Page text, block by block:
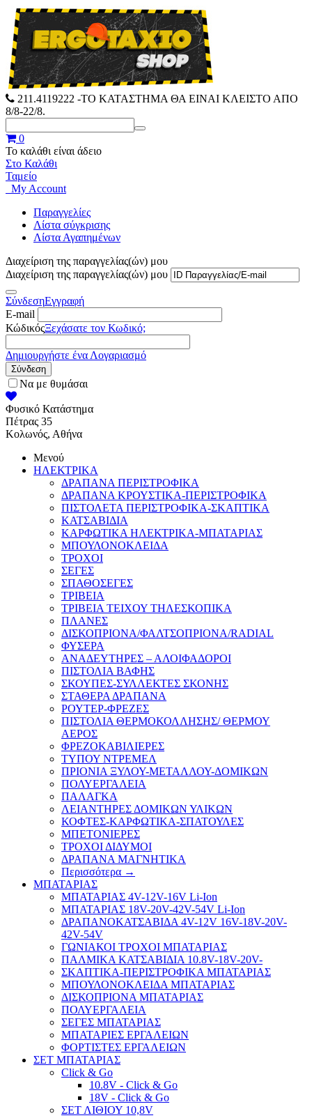
211.4119222 -ΤΟ ΚΑΤΑΣΤΗΜΑ ΘΑ ΕΙΝΑΙ ΚΛΕΙΣΤΟ ΑΠΟ
8/8-22/8.
0
Το καλάθι είναι άδειο
Στο Καλάθι
Ταμείο
My Account
Παραγγελίες
Λίστα σύγκρισης
Λίστα Αγαπημένων
Διαχείριση της παραγγελίας(ών) μου
Διαχείριση της παραγγελίας(ών) μου
ΣύνδεσηΕγγραφή
E-mail
ΚώδικόςΞεχάσατε τον Κωδικό;
Δημιουργήστε ένα Λογαριασμό
Σύνδεση
Να με θυμάσαι
Φυσικό Κατάστημα
Πέτρας 35
Κολωνός, Αθήνα
Μενού
ΗΛΕΚΤΡΙΚΑ
ΔΡΑΠΑΝΑ ΠΕΡΙΣΤΡΟΦΙΚΑ
ΔΡΑΠΑΝΑ ΚΡΟΥΣΤΙΚΑ-ΠΕΡΙΣΤΡΟΦΙΚΑ
ΠΙΣΤΟΛΕΤΑ ΠΕΡΙΣΤΡΟΦΙΚΑ-ΣΚΑΠΤΙΚΑ
ΚΑΤΣΑΒΙΔΙΑ
ΚΑΡΦΩΤΙΚΑ ΗΛΕΚΤΡΙΚΑ-ΜΠΑΤΑΡΙΑΣ
ΜΠΟΥΛΟΝΟΚΛΕΙΔΑ
ΤΡΟΧΟΙ
ΣΕΓΕΣ
ΣΠΑΘΟΣΕΓΕΣ
ΤΡΙΒΕΙΑ
ΤΡΙΒΕΙΑ ΤΕΙΧΟΥ ΤΗΛΕΣΚΟΠΙΚΑ
ΠΛΑΝΕΣ
ΔΙΣΚΟΠΡΙΟΝΑ/ΦΑΛΤΣΟΠΡΙΟΝΑ/RADIAL
ΦΥΣΕΡΑ
ΑΝΑΔΕΥΤΗΡΕΣ – ΑΛΟΙΦΑΔΟΡΟΙ
ΠΙΣΤΟΛΙΑ ΒΑΦΗΣ
ΣΚΟΥΠΕΣ-ΣΥΛΛΕΚΤΕΣ ΣΚΟΝΗΣ
ΣΤΑΘΕΡΑ ΔΡΑΠΑΝΑ
ΡΟΥΤΕΡ-ΦΡΕΖΕΣ
ΠΙΣΤΟΛΙΑ ΘΕΡΜΟΚΟΛΛΗΣΗΣ/ ΘΕΡΜΟΥ
ΑΕΡΟΣ
ΦΡΕΖΟΚΑΒΙΛΙΕΡΕΣ
ΤΥΠΟΥ ΝΤΡΕΜΕΛ
ΠΡΙΟΝΙΑ ΞΥΛΟΥ-ΜΕΤΑΛΛΟΥ-ΔΟΜΙΚΩΝ
ΠΟΛΥΕΡΓΑΛΕΙΑ
ΠΑΛΑΓΚΑ
ΛΕΙΑΝΤΗΡΕΣ ΔΟΜΙΚΩΝ ΥΛΙΚΩΝ
ΚΟΦΤΕΣ-ΚΑΡΦΩΤΙΚΑ-ΣΠΑΤΟΥΛΕΣ
ΜΠΕΤΟΝΙΕΡΕΣ
ΤΡΟΧΟΙ ΔΙΔΥΜΟΙ
ΔΡΑΠΑΝΑ ΜΑΓΝΗΤΙΚΑ
Περισσότερα →
ΜΠΑΤΑΡΙΑΣ
ΜΠΑΤΑΡΙΑΣ 4V-12V-16V Li-Ion
ΜΠΑΤΑΡΙΑΣ 18V-20V-42V-54V Li-Ion
ΔΡΑΠΑΝΟΚΑΤΣΑΒΙΔΑ 4V-12V 16V-18V-20V-
42V-54V
ΓΩΝΙΑΚΟΙ ΤΡΟΧΟΙ ΜΠΑΤΑΡΙΑΣ
ΠΑΛΜΙΚΑ ΚΑΤΣΑΒΙΔΙΑ 10.8V-18V-20V-
ΣΚΑΠΤΙΚΑ-ΠΕΡΙΣΤΡΟΦΙΚΑ ΜΠΑΤΑΡΙΑΣ
ΜΠΟΥΛΟΝΟΚΛΕΙΔΑ ΜΠΑΤΑΡΙΑΣ
ΔΙΣΚΟΠΡΙΟΝΑ ΜΠΑΤΑΡΙΑΣ
ΠΟΛΥΕΡΓΑΛΕΙΑ
ΣΕΓΕΣ ΜΠΑΤΑΡΙΑΣ
ΜΠΑΤΑΡΙΕΣ ΕΡΓΑΛΕΙΩΝ
ΦΟΡΤΙΣΤΕΣ ΕΡΓΑΛΕΙΩΝ
ΣΕΤ ΜΠΑΤΑΡΙΑΣ
Click & Go
10.8V - Click & Go
18V - Click & Go
ΣΕΤ ΛΙΘΙΟΥ 10,8V